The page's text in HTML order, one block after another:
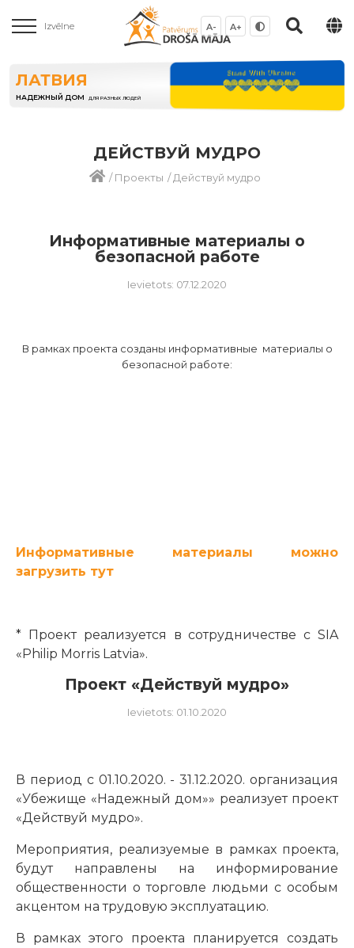
Izvēlne A- A+
ЛАТВИЯ
НАДЕЖНЫЙ ДОМ ДЛЯ РАЗНЫХ ЛЮДЕЙ
ДЕЙСТВУЙ МУДРО
/Проекты /Действуй мудро
Информативные материалы о
безопасной работе
Ievietots: 07.12.2020
В рамках проекта созданы информативные материалы о
безопасной работе:
Информативные материалы можно
загрузить тут
* Проект реализуется в сотрудничестве с SIA
«Philip Morris Latvia».
Проект «Действуй мудро»
Ievietots: 01.10.2020
В период с 01.10.2020. - 31.12.2020. организация
«Убежище «Надежный дом»» реализует проект
«Действуй мудро».
Мероприятия, реализуемые в рамках проекта,
будут направлены на информирование
общественности о торговле людьми с особым
акцентом на трудовую эксплуатацию.
В рамках этого проекта планируется создать